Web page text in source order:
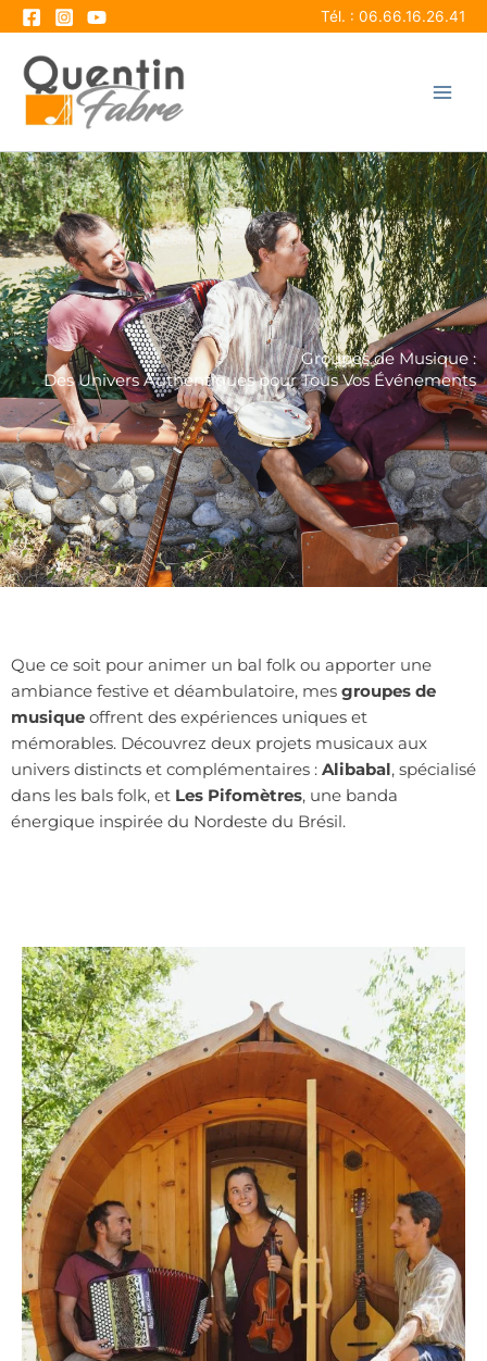
Aller
au
contenu
Tél. : 06.66.16.26.41
Groupes de Musique :
Des Univers Authentiques pour Tous Vos Événements
Que ce soit pour animer un bal folk ou apporter une
ambiance festive et déambulatoire, mes groupes de
musique offrent des expériences uniques et
mémorables. Découvrez deux projets musicaux aux
univers distincts et complémentaires : Alibabal, spécialisé
dans les bals folk, et Les Pifomètres, une banda
énergique inspirée du Nordeste du Brésil.